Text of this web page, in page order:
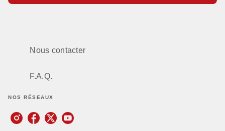
Nous contacter
F.A.Q.
NOS RÉSEAUX